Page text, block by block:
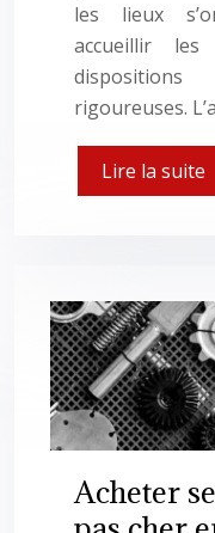
les lieux
accueillir
rigoureuses.
Lire la suite
Acheter